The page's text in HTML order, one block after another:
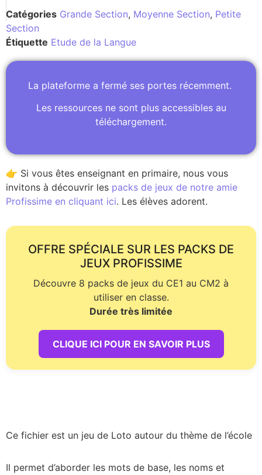
Catégories Grande Section, Moyenne Section, Petite
Section
Étiquette Etude de la Langue
La plateforme a fermé ses portes récemment.
Les ressources ne sont plus accessibles au
téléchargement.
👉 Si vous êtes enseignant en primaire, nous vous
invitons à découvrir les packs de jeux de notre amie
Profissime en cliquant ici. Les élèves adorent.
OFFRE SPÉCIALE SUR LES PACKS DE
JEUX PROFISSIME
Découvre 8 packs de jeux du CE1 au CM2 à
utiliser en classe.
Durée très limitée
CLIQUE ICI POUR EN SAVOIR PLUS
Ce fichier est un jeu de Loto autour du thème de l’école
Il permet d’aborder les mots de base, les noms et